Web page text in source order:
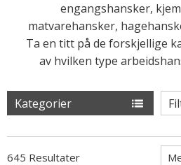
engangshansker,
matvarehansker,
Ta en titt på de forskjellige
av hvilken type
Kategorier
645 Resultater